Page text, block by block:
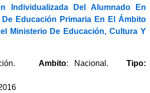
Individualizada Del Alumnado En
Educación Primaria En El Ámbito
Ministerio De Educación, Cultura Y
Ambito: Nacional.Tipo: